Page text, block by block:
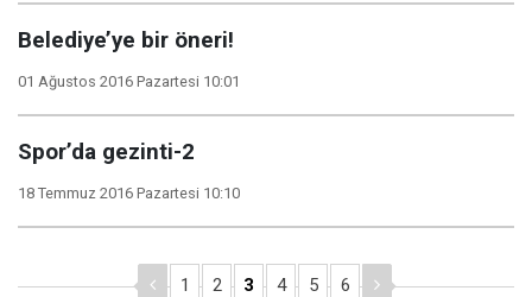
Belediye’ye bir öneri!
01 Ağustos 2016 Pazartesi 10:01
Spor’da gezinti-2
18 Temmuz 2016 Pazartesi 10:10
1 2 3 4 5 6